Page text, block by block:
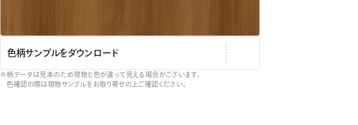
色柄サンプルをダウンロード
柄データは見本のため現物と色が違って見える場合がございます。
色確認の際は現物サンプルをお取り寄せの上ご確認ください。